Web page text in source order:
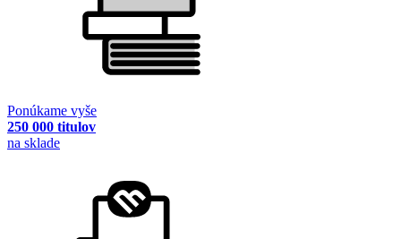
Ponúkame vyše
250 000 titulov
na sklade